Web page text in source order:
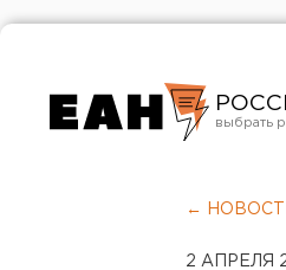
←
2 АПРЕЛЯ